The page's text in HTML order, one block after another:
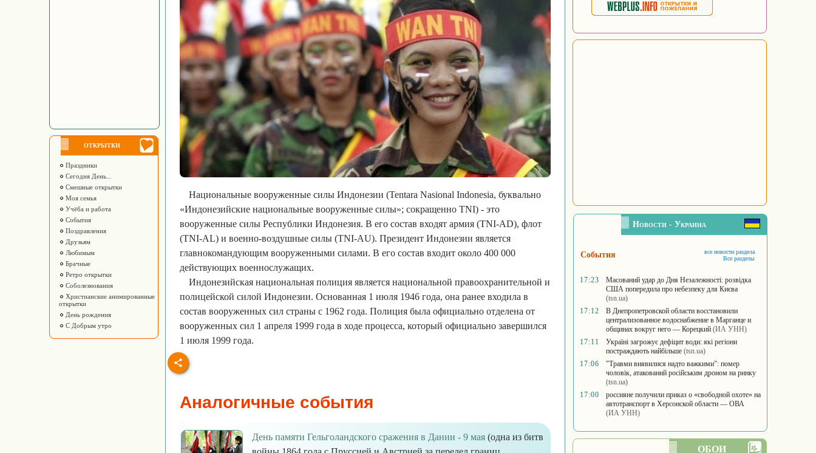
ОТКРЫТКИ
Праздники
Сегодня День...
Смешные открытки
Моя семья
Учёба и работа
События
Поздравления
Друзьям
Любимым
Брачные
Ретро открытки
Соболезнования
Христианские анимированные
открытки
День рождения
С Добрым утро
Национальные вооруженные силы Индонезии (Tentara Nasional Indonesia, буквально
«Индонезийские национальные вооруженные силы»; сокращенно TNI) - это
вооруженные силы Республики Индонезия. В его состав входят армия (TNI-AD), флот
(TNI-AL) и военно-воздушные силы (TNI-AU). Президент Индонезии является
главнокомандующим вооруженными силами. В его состав входит около 400 000
действующих военнослужащих.
Индонезийская национальная полиция является национальной правоохранительной и
полицейской силой Индонезии. Основанная 1 июля 1946 года, она ранее входила в
состав вооруженных сил страны с 1962 года. Полиция была официально отделена от
вооруженных сил 1 апреля 1999 года в ходе процесса, который официально завершился
1 июля 1999 года.
Аналогичные события
День памяти Гельголандского сражения в Дании - 9 мая (одна из битв
Новости - Украина
События
все новости раздела
Все разделы
17:23
Масований удар до Дня Незалежності: розвідка
США попередила про небезпеку для Києва
(tsn.ua)
17:12
В Днепропетровской области восстановили
централизованное водоснабжение в Марганце и
общинах вокруг него — Корецкий (ИА УНН)
17:11
Україні загрожує дефіцит води: які регіони
постраждають найбільше (tsn.ua)
17:06
"Травми виявилися надто важкими": помер
чоловік, атакований російським дроном на ринку
(tsn.ua)
17:00
россияне получили приказ о «свободной охоте» на
автотранспорт в Херсонской области — ОВА
(ИА УНН)
ОБОИ